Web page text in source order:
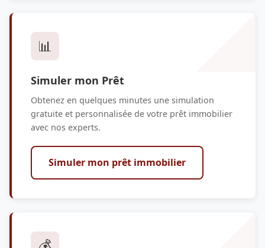
📊
Simuler mon Prêt
Obtenez en quelques minutes une simulation
gratuite et personnalisée de votre prêt immobilier
avec nos experts.
Simuler mon prêt immobilier